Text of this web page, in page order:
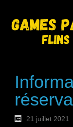
21 juillet 2021